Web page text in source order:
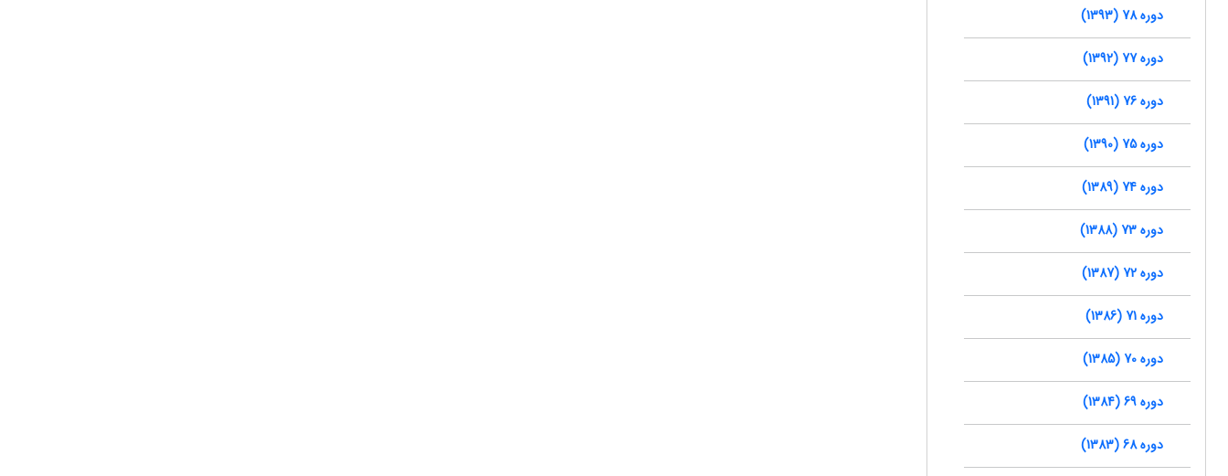
دوره 78 (1393)
دوره 77 (1392)
دوره 76 (1391)
دوره 75 (1390)
دوره 74 (1389)
دوره 73 (1388)
دوره 72 (1387)
دوره 71 (1386)
دوره 70 (1385)
دوره 69 (1384)
دوره 68 (1383)